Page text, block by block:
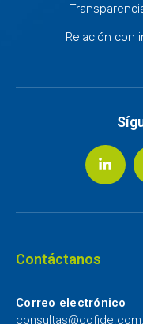
Relación con
Contáctanos
Correo electrónico